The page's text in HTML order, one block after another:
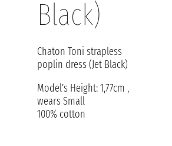
Black)
Chaton Toni strapless
poplin dress (Jet Black)
Model’s Height: 1,77cm ,
wears Small
100% cotton